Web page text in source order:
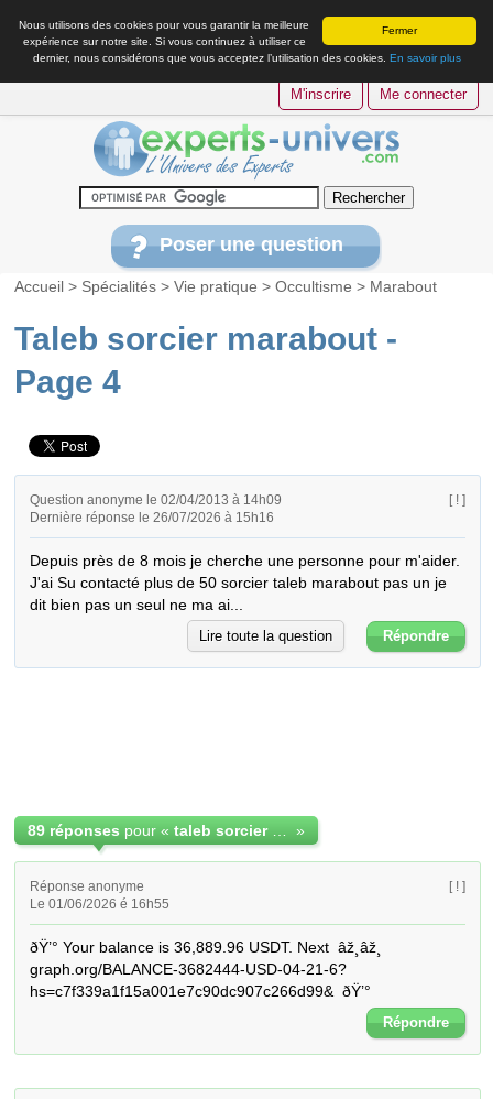
Fermer
Nous utilisons des cookies pour vous garantir la meilleure
expérience sur notre site. Si vous continuez à utiliser ce
dernier, nous considérons que vous acceptez l’utilisation des cookies. En savoir plus
M'inscrire Me connecter
Poser une question
Accueil > Spécialités >Vie pratique >Occultisme > Marabout
Taleb sorcier marabout -
Page 4
Question anonyme le 02/04/2013 à 14h09
Dernière réponse le 26/07/2026 à 15h16
[ ! ]
Depuis près de 8 mois je cherche une personne pour m'aider.
J'ai Su contacté plus de 50 sorcier taleb marabout pas un je
dit bien pas un seul ne ma ai...
Répondre
Lire toute la question
89 réponses pour « »
Réponse anonyme
Le 01/06/2026 é 16h55
[ ! ]
ðŸ’° Your balance is 36,889.96 USDT. Next  âž¸âž¸
graph.org/BALANCE-3682444-USD-04-21-6?
hs=c7f339a1f15a001e7c90dc907c266d99&  ðŸ’°
Répondre